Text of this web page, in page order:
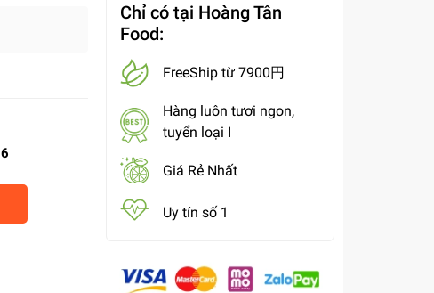
6
Chỉ có tại Hoàng Tân
Food:
FreeShip từ 7900円
Hàng luôn tươi ngon,
tuyển loại I
Giá Rẻ Nhất
Uy tín số 1